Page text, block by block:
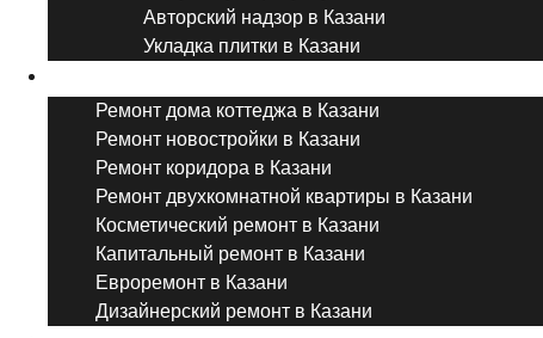
Авторский надзор в Казани
Укладка плитки в Казани
Ремонт дома коттеджа в Казани
Ремонт новостройки в Казани
Ремонт коридора в Казани
Ремонт двухкомнатной квартиры в Казани
Косметический ремонт в Казани
Капитальный ремонт в Казани
Евроремонт в Казани
Дизайнерский ремонт в Казани